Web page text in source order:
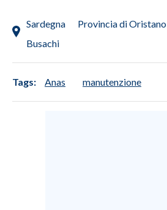
Sardegna Provincia di Oristano
Busachi
Tags: Anas manutenzione